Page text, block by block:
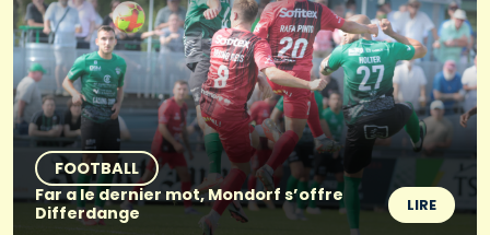
FOOTBALL
Far a le dernier mot, Mondorf s’offre
Differdange
LIRE